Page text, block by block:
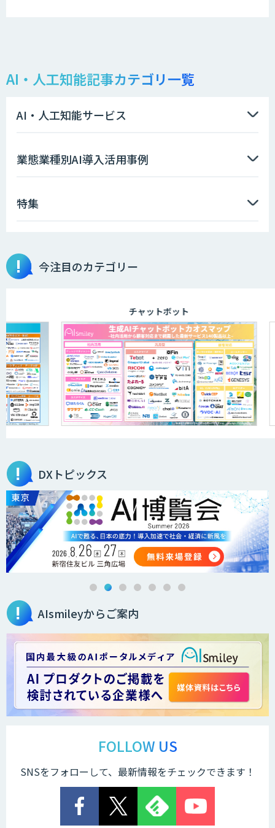
AI・人工知能記事カテゴリ一覧
AI・人工知能サービス
業態業種別AI導入活用事例
特集
今注目のカテゴリー
チャットボット
DXトピックス
AIsmileyからご案内
FOLLOW US
SNSをフォローして、最新情報をチェックできます！